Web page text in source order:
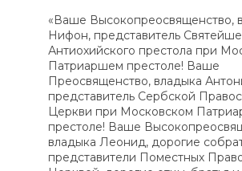
«Ваше Высокопреосвященство,
Нифон, представитель
Антиохийского престола при
Патриаршем престоле! Ваше
Преосвященство, владыка
представитель Сербской
Церкви при Московском
престоле! Ваше
владыка Леонид, дорогие
представители Поместных